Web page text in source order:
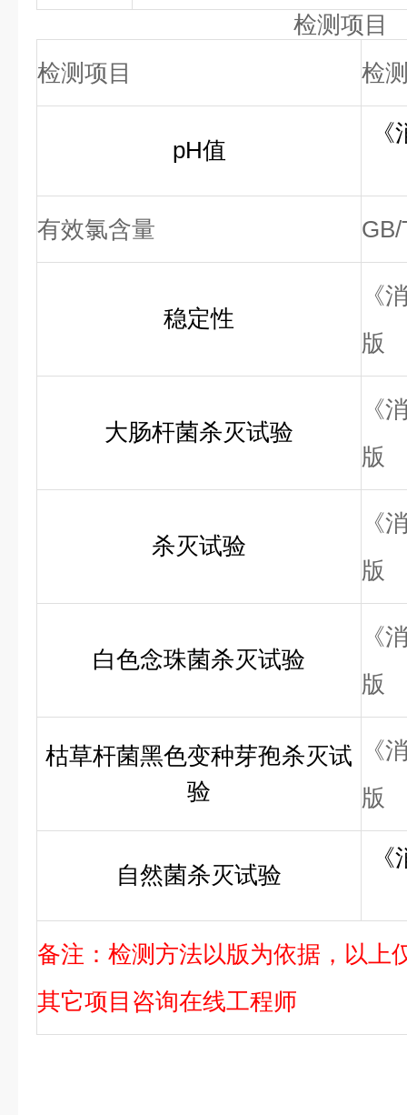
检测项目
检测项目
检
pH值
有效氯含量
稳定性
《
版
大肠杆菌杀灭试验
《
版
杀灭试验
《
版
白色念珠菌杀灭试验
《
版
枯草杆菌黑色变种芽孢杀灭试
验
《
版
自然菌杀灭试验
备注：检测方法以版为依据，以上
其它项目咨询在线工程师